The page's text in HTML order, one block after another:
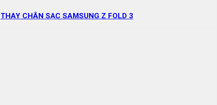
THAY CHÂN SẠC SAMSUNG Z FOLD 3